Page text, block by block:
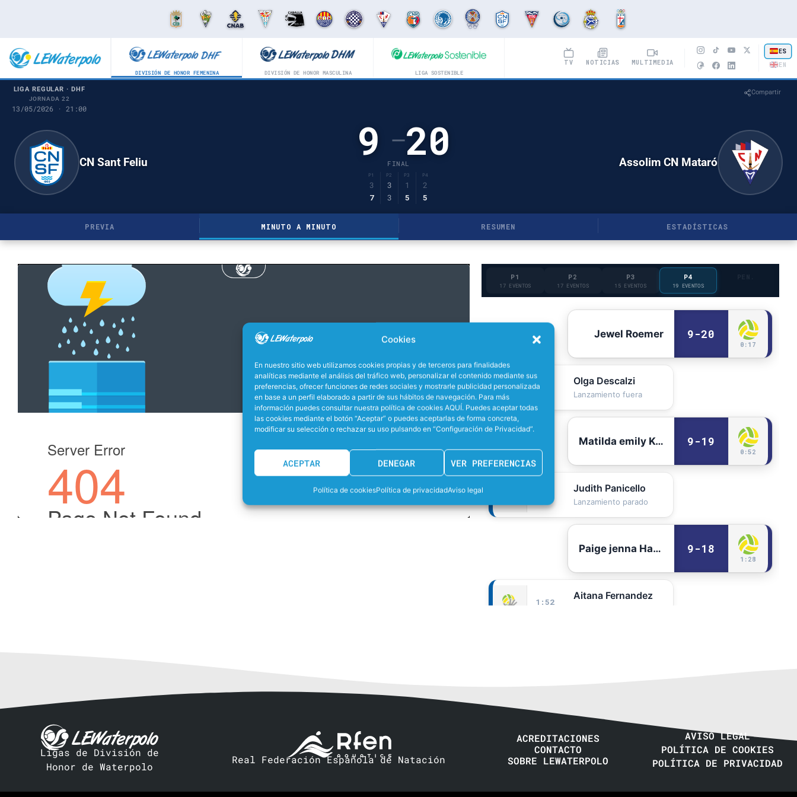
Cookies
En nuestro sitio web utilizamos cookies propias y de terceros para finalidades
analíticas mediante el análisis del tráfico web, personalizar el contenido mediante sus
preferencias, ofrecer funciones de redes sociales y mostrarle publicidad personalizada
en base a un perfil elaborado a partir de sus hábitos de navegación. Para más
información puedes consultar nuestra política de cookies AQUÍ. Puedes aceptar todas
las cookies mediante el botón “Aceptar” o puedes aceptarlas de forma concreta,
modificar su selección o rechazar su uso pulsando en “Configuración de Privacidad”.
ACEPTAR DENEGAR VER PREFERENCIAS
Política de cookiesPolítica de privacidadAviso legal
DIVISIÓN DE HONOR FEMENINA DIVISIÓN DE HONOR MASCULINA LIGA SOSTENIBLE
TV NOTICIAS MULTIMEDIA
ES
EN
LIGA REGULAR · DHF
JORNADA 22
13/05/2026 · 21:00
Compartir
CN Sant Feliu 9 –20
FINAL
P1 P2 P3 P4
3 3 1
2
7
3 5 5
Assolim CN Mataró
PREVIA MINUTO A MINUTO RESUMEN ESTADÍSTICAS
P1
17 EVENTOS
P2
17 EVENTOS
P3
15 EVENTOS
P4
19 EVENTOS
0:17
9-20
Jewel Roemer
0:28
Olga Descalzi
Lanzamiento fuera
0:52
9-19
Matilda emily Kearns
Judith Panicello
Lanzamiento parado
1:28
9-18
Paige jenna Hauschild
1:52
Aitana Fernandez
3:10
Gabriella Matafora
Lanzamiento parado
Ligas de División de
Honor de Waterpolo
Real Federación Española de Natación
ACREDITACIONES
CONTACTO
SOBRE LEWATERPOLO
AVISO LEGAL
POLÍTICA DE COOKIES
POLÍTICA DE PRIVACIDAD